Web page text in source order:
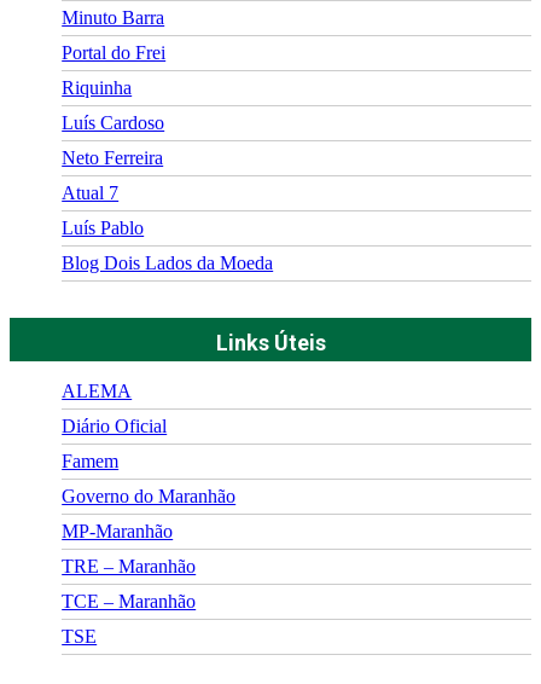
Minuto Barra
Portal do Frei
Riquinha
Luís Cardoso
Neto Ferreira
Atual 7
Luís Pablo
Blog Dois Lados da Moeda
Links Úteis
ALEMA
Diário Oficial
Famem
Governo do Maranhão
MP-Maranhão
TRE – Maranhão
TCE – Maranhão
TSE